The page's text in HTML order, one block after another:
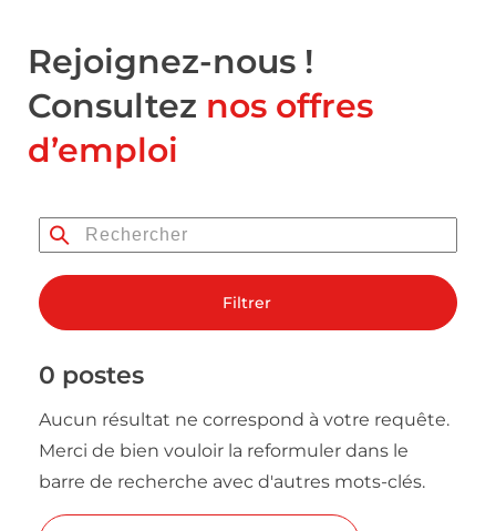
Rejoignez-nous !
Consultez nos offres
d’emploi
Filtrer
0 postes
Aucun résultat ne correspond à votre requête.
Merci de bien vouloir la reformuler dans le
barre de recherche avec d'autres mots-clés.